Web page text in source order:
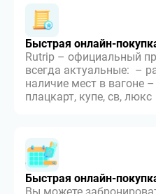
Быстрая онлайн-
Rutrip – официальный
всегда актуальные: –
наличие мест в вагоне
плацкарт, купе, св, люкс
Быстрая онлайн-